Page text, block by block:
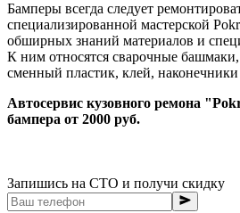
Бамперы всегда следует
специализированной мастерской
обширных знаний материалов и
К ним относятся сварочные башмаки,
сменный пластик, клей,
Автосервис кузовного ремона
бампера от 2000 руб.
Запишись на СТО и получи скидку